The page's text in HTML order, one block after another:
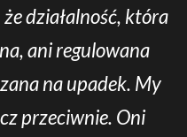
działalność, która
ani regulowana
na upadek. My
przeciwnie. Oni